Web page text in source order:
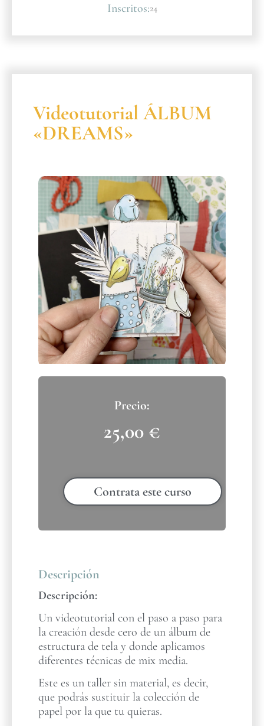
Inscritos:24
Videotutorial ÁLBUM
«DREAMS»
25,00 €
Contrata este curso
Descripción
Descripción:
Un videotutorial con el paso a paso para
la creación desde cero de un álbum de
estructura de tela y donde aplicamos
diferentes técnicas de mix media.
Este es un taller sin material, es decir,
que podrás sustituir la colección de
papel por la que tu quieras.